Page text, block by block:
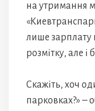
на утримання
лише зарплату
розмітку, але і
Скажіть, хоч
парковках?» –